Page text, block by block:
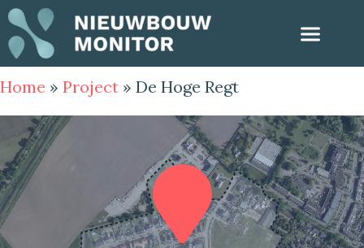
Home » Project » De Hoge Regt